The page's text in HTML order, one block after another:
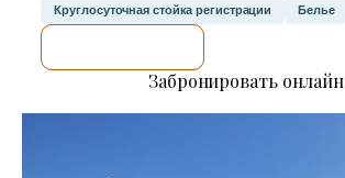
Круглосуточная стойка регистрации Белье
Забронировать онлайн